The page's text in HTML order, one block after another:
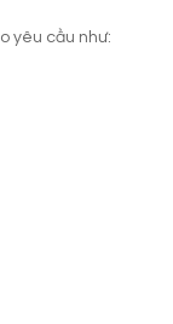
yêu cầu như: